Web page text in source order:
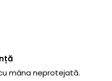
mâna neprotejată.